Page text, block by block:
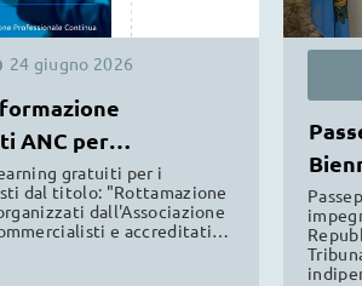
24 giugno 2026
ANC per
gratuiti per i
dal titolo: "Rottamazione
dall'Associazione
e accreditati